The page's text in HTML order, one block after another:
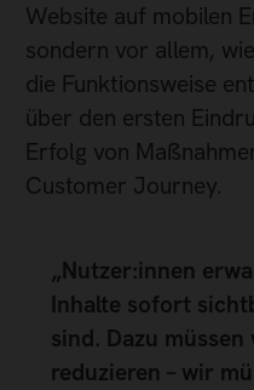
Website auf mobilen
sondern vor allem,
die Funktionsweise
über den ersten
Erfolg von
Customer Journey.
„Nutzer:innen
Inhalte sofort
sind. Dazu
reduzieren – wir